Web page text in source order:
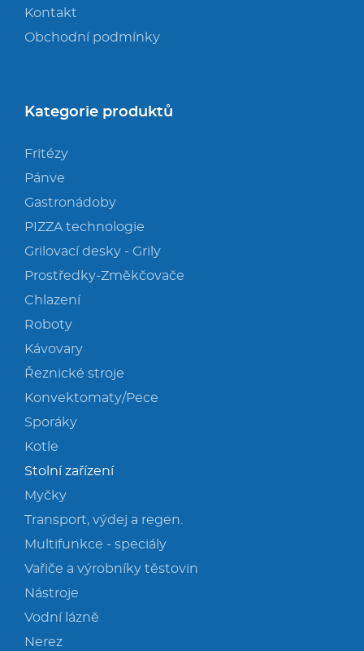
Ostatní
BAZAR
Kontakt
Obchodní podmínky
Kategorie produktů
Fritézy
Pánve
Gastronádoby
PIZZA technologie
Grilovací desky - Grily
Prostředky-Změkčovače
Chlazení
Roboty
Kávovary
Řeznické stroje
Konvektomaty/Pece
Sporáky
Kotle
Stolní zařízení
Myčky
Transport, výdej a regen.
Multifunkce - speciály
Vařiče a výrobníky těstovin
Nástroje
Vodní lázně
Nerez